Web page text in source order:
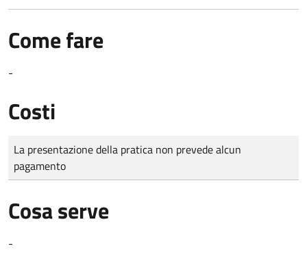
Come fare
-
Costi
Tipo di pagamento
Importo
La presentazione della pratica non prevede alcun
pagamento
Cosa serve
-